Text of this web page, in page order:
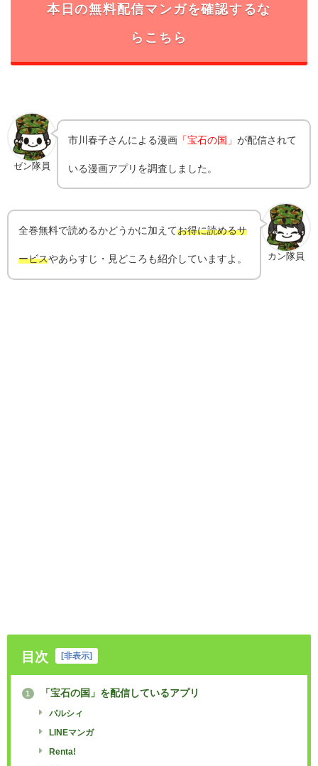
本日の無料配信マンガを確認するな
らこちら
ゼン隊員
市川春子さんによる漫画 「宝石の国」が配信されて
いる漫画アプリを調査しました。
カン隊員
全巻無料で読めるかどうかに加えてお得に読めるサ
ービスやあらすじ・見どころも紹介していますよ。
目次 [非表示]
1 「宝石の国」を配信しているアプリ
パルシィ
LINEマンガ
Renta!